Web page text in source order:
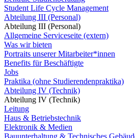
Student Life Cycle Management
Abteilung III (Personal)
Abteilung III (Personal)
Allgemeine Serviceseite (extern)
Was wir bieten
Portraits unserer Mitarbeiter*innen
Benefits für Beschäftigte
Jobs
Praktika (ohne Studierendenpraktika)
Abteilung IV (Technik)
Abteilung IV (Technik)
Leitung
Haus & Betriebstechnik
Elektronik & Medien
Bauunterhaltung & Technisches